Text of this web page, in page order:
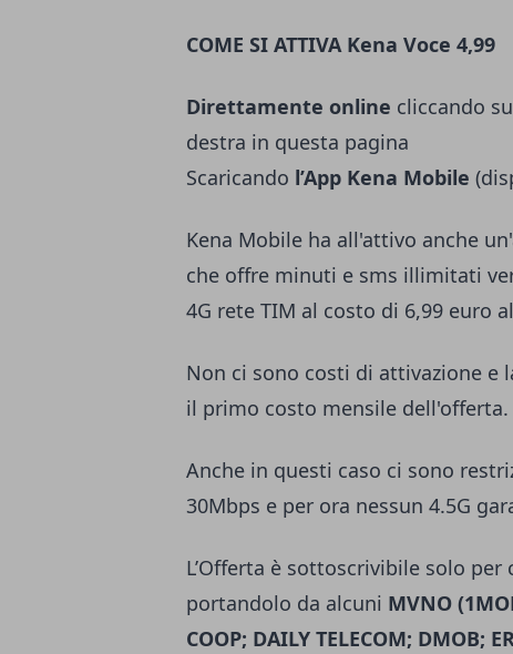
COME SI ATTIVA Kena Voce 4,99
Direttamente online cliccando
destra in questa pagina
Scaricando l’App Kena Mobile
Kena Mobile ha all'attivo anche
che offre minuti e sms illimitati
4G rete TIM al costo di 6,99 euro
Non ci sono costi di attivazione e
il primo costo mensile dell'offerta.
Anche in questi caso ci sono
30Mbps e per ora nessun 4.5G
L’Offerta è sottoscrivibile solo
portandolo da alcuni MVNO
COOP; DAILY TELECOM; DMOB;